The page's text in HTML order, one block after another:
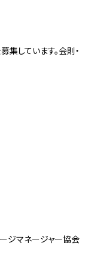
集しています。会則・
ジマネージャー協会